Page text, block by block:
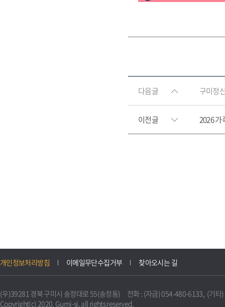
다음글 구미정
이전글 2026 가
개인정보처리방침 이메일무단수집거부 찾아오시는 길
(우)39281 경북 구미시 송정대로 55(송정동) 전화 : (자금) 054-480-6133, (기타
Copyright(c) 2020. Gumi-si. all rights reserved.